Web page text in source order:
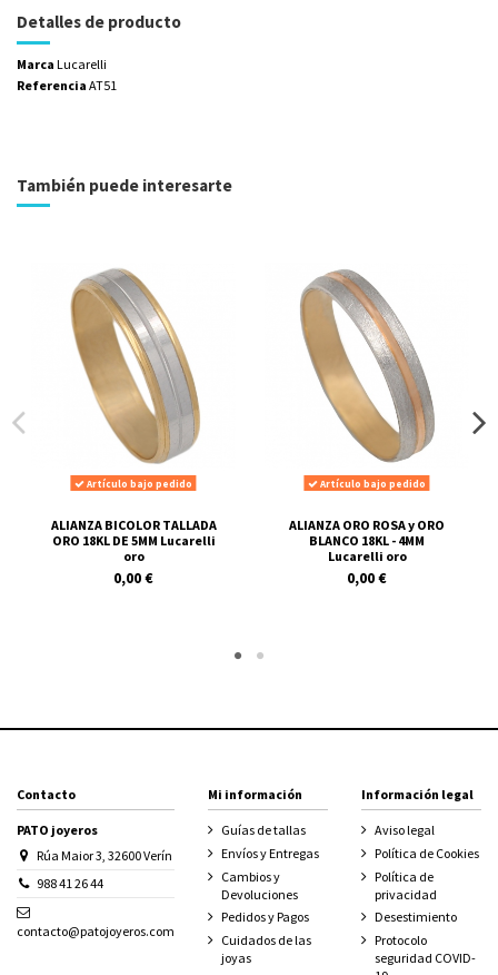
Detalles de producto
Marca Lucarelli
Referencia AT51
También puede interesarte
Artículo bajo pedido
ALIANZA BICOLOR TALLADA
ORO 18KL DE 5MM Lucarelli
oro
0,00 €
Artículo bajo pedido
ALIANZA ORO ROSA y ORO
BLANCO 18KL - 4MM
Lucarelli oro
0,00 €
Contacto
PATO joyeros
Rúa Maior 3, 32600 Verín
988 41 26 44
contacto@patojoyeros.com
Mi información
Guías de tallas
Envíos y Entregas
Cambios y
Devoluciones
Pedidos y Pagos
Cuidados de las
joyas
Información legal
Aviso legal
Política de Cookies
Política de
privacidad
Desestimiento
Protocolo
seguridad COVID-